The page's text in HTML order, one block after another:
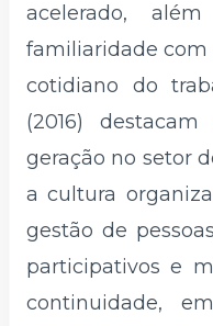
acelerado,
familiaridade com
cotidiano do
(2016)
geração no setor
a cultura
gestão de
participativos e
continuidade,